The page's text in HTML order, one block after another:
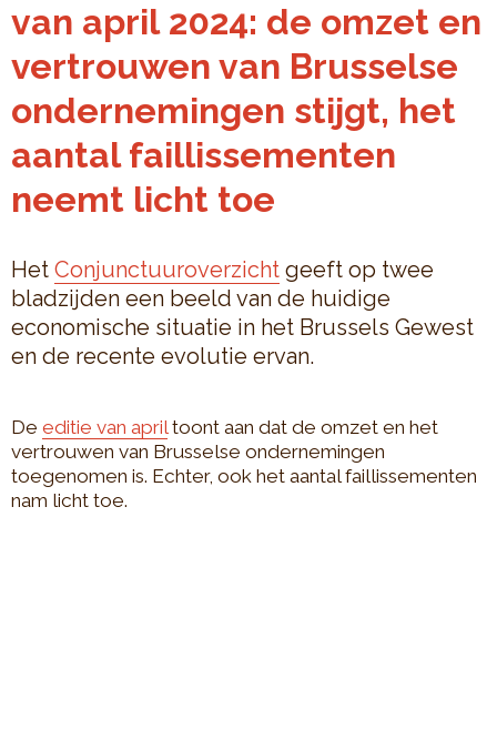
van april 2024: de omzet en
vertrouwen van Brusselse
ondernemingen stijgt, het
aantal faillissementen
neemt licht toe
Het Conjunctuuroverzicht geeft op twee
bladzijden een beeld van de huidige
economische situatie in het Brussels Gewest
en de recente evolutie ervan.
De editie van apriltoont aan dat de omzet en het
vertrouwen van Brusselse ondernemingen
toegenomen is. Echter, ook het aantal faillissementen
nam licht toe.